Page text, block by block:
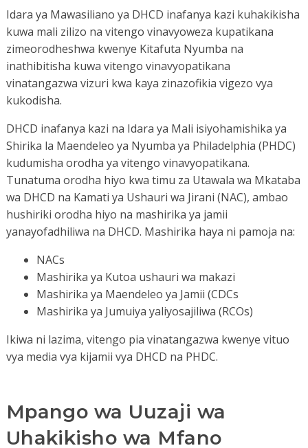
Idara ya Mawasiliano ya DHCD inafanya kazi kuhakikisha
kuwa mali zilizo na vitengo vinavyoweza kupatikana
zimeorodheshwa kwenye Kitafuta Nyumba na
inathibitisha kuwa vitengo vinavyopatikana
vinatangazwa vizuri kwa kaya zinazofikia vigezo vya
kukodisha.
DHCD inafanya kazi na Idara ya Mali isiyohamishika ya
Shirika la Maendeleo ya Nyumba ya Philadelphia (PHDC)
kudumisha orodha ya vitengo vinavyopatikana.
Tunatuma orodha hiyo kwa timu za Utawala wa Mkataba
wa DHCD na Kamati ya Ushauri wa Jirani (NAC), ambao
hushiriki orodha hiyo na mashirika ya jamii
yanayofadhiliwa na DHCD. Mashirika haya ni pamoja na:
NACs
Mashirika ya Kutoa ushauri wa makazi
Mashirika ya Maendeleo ya Jamii (CDCs
Mashirika ya Jumuiya yaliyosajiliwa (RCOs)
Ikiwa ni lazima, vitengo pia vinatangazwa kwenye vituo
vya media vya kijamii vya DHCD na PHDC.
Mpango wa Uuzaji wa
Uhakikisho wa Mfano